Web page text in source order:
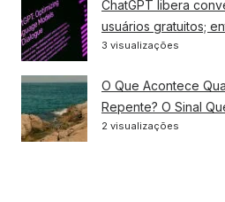
ChatGPT libera
usuários gratuitos;
3 visualizações
O Que Acontece
Repente? O Sinal
2 visualizações